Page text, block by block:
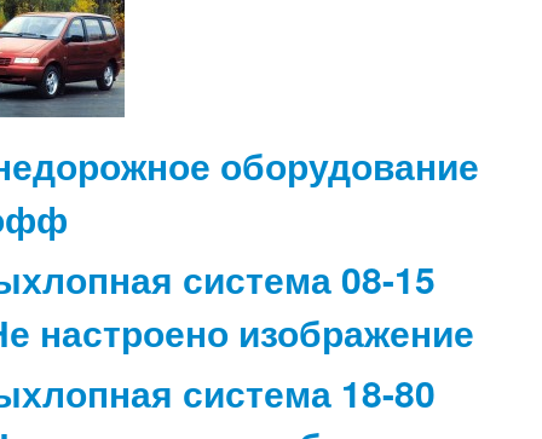
оборудование
система 08-15
система 18-80